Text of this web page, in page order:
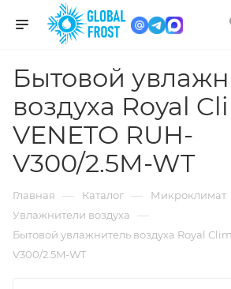
Бытовой
воздуха Royal
VENETO RUH-
V300/2.5M-WT
Главная — Каталог — Микроклимат
Увлажнители воздуха —
Бытовой увлажнитель воздуха Royal
V300/2.5M-WT